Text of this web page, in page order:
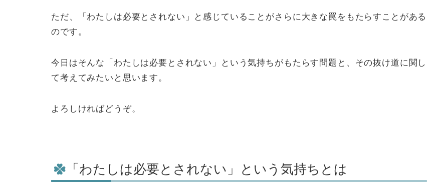
ただ、「わたしは必要とされない」と感じていることがさらに大きな罠をもたらすことがある
のです。
今日はそんな「わたしは必要とされない」という気持ちがもたらす問題と、その抜け道に関し
て考えてみたいと思います。
よろしければどうぞ。
「わたしは必要とされない」という気持ちとは